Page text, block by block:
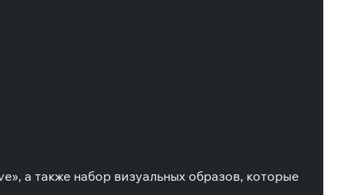
а также набор визуальных образов, которые